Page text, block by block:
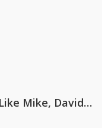
Dimitri Vegas & Like Mike, David Guetta & Afro Bros ft. Akon